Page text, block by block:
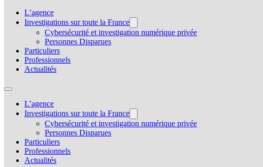
L’agence
Investigations sur toute la France
Cybersécurité et investigation numérique privée
Personnes Disparues
Particuliers
Professionnels
Actualités
L’agence
Investigations sur toute la France
Cybersécurité et investigation numérique privée
Personnes Disparues
Particuliers
Professionnels
Actualités